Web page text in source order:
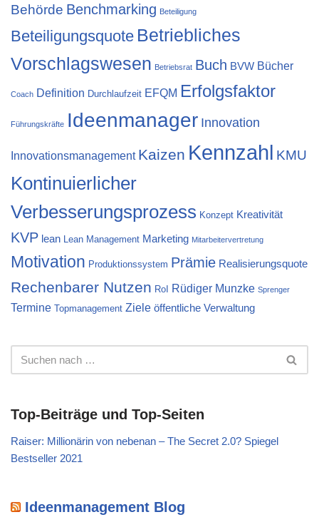
Behörde Benchmarking Beteiligung
Beteiligungsquote Betriebliches
Vorschlagswesen Betriebsrat Buch BVW Bücher
Coach Definition Durchlaufzeit EFQM Erfolgsfaktor
Führungskräfte Ideenmanager Innovation
Innovationsmanagement Kaizen Kennzahl KMU
Kontinuierlicher
Verbesserungsprozess Konzept Kreativität
KVP lean Lean Management Marketing Mitarbeitervertretung
Motivation Produktionssystem Prämie Realisierungsquote
Rechenbarer Nutzen RoI Rüdiger Munzke Sprenger
Termine Topmanagement Ziele öffentliche Verwaltung
Top-Beiträge und Top-Seiten
Raiser: Millionärin von nebenan – The Secret 2.0? Spiegel
Bestseller 2021
Ideenmanagement Blog